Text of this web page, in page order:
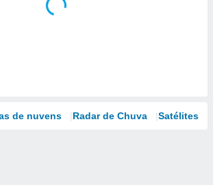
de nuvens Radar de Chuva Satélites